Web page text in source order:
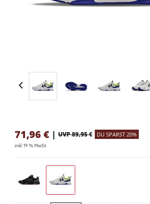
71,96 € | UVP 89,95 € DU SPARST 20%
inkl. 19 % MwSt.